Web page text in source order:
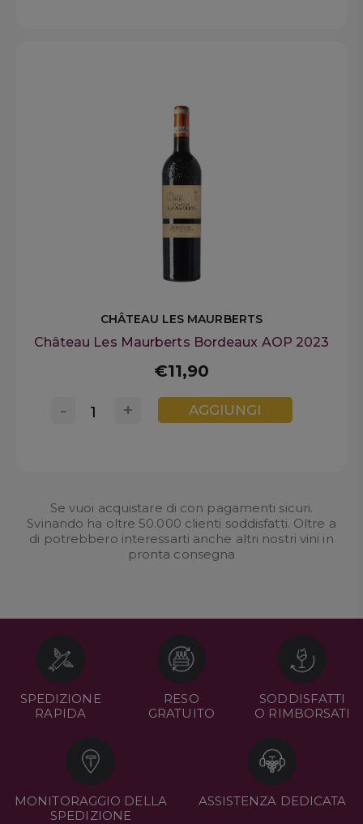
CHÂTEAU LES MAURBERTS
Château Les Maurberts Bordeaux AOP 2023
€11,90
+
- AGGIUNGI
Se vuoi acquistare di con pagamenti sicuri.
Svinando ha oltre 50.000 clienti soddisfatti. Oltre a
di potrebbero interessarti anche altri nostri vini in
pronta consegna
SPEDIZIONE
RAPIDA
RESO
GRATUITO
SODDISFATTI
O RIMBORSATI
MONITORAGGIO DELLA
SPEDIZIONE
ASSISTENZA DEDICATA